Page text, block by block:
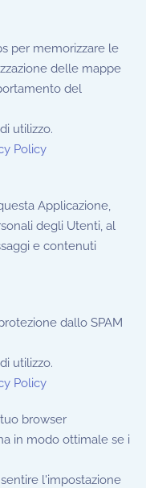
per memorizzare le
delle mappe
del
utilizzo.
Policy
Applicazione,
degli Utenti, al
e contenuti
dallo SPAM
utilizzo.
Policy
browser
in modo ottimale se i
l'impostazione